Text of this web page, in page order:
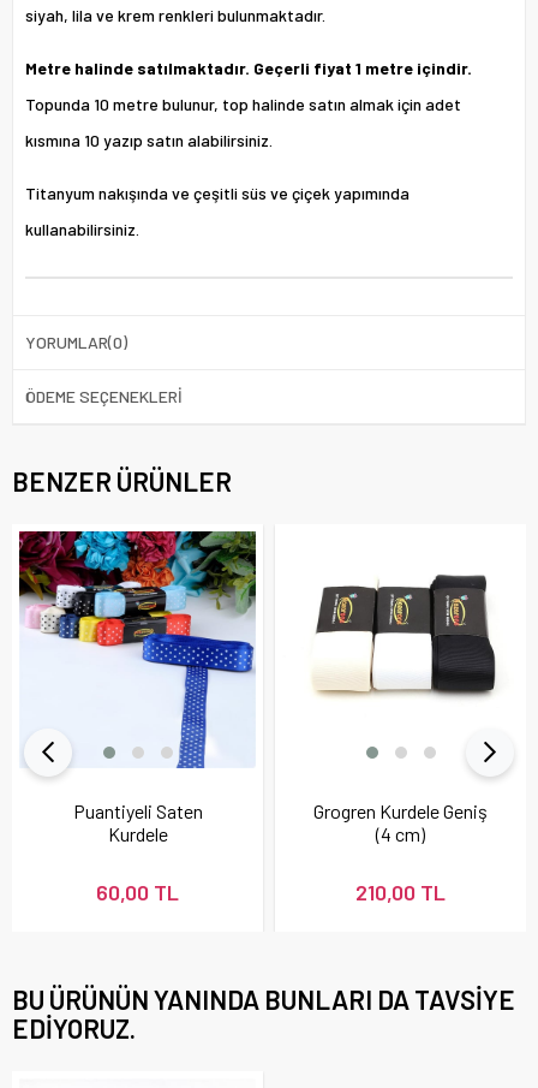
siyah, lila ve krem renkleri bulunmaktadır.
Metre halinde satılmaktadır. Geçerli fiyat 1 metre içindir.
Topunda 10 metre bulunur, top halinde satın almak için adet
kısmına 10 yazıp satın alabilirsiniz.
Titanyum nakışında ve çeşitli süs ve çiçek yapımında
kullanabilirsiniz.
YORUMLAR(0)
ÖDEME SEÇENEKLERI
BENZER ÜRÜNLER
Puantiyeli Saten
Kurdele
60,00 TL
Grogren Kurdele Geniş
(4 cm)
210,00 TL
BU ÜRÜNÜN YANINDA BUNLARI DA TAVSIYE
EDIYORUZ.